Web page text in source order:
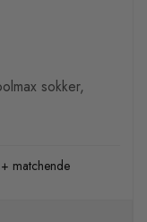
sokker,
matchende